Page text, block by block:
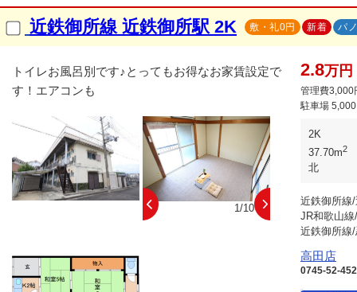
近鉄御所線 近鉄御所駅 2K 敷・礼0円 新着 パ
トイレお風呂別です♪とってもお得なお家賃設定で
す！エアコンも
1/10
2.8万円
管理費3,000
駐車場
2K
37.70m2
北
近鉄御所線
JR和歌山
近鉄御所線
高田店
0745-52-